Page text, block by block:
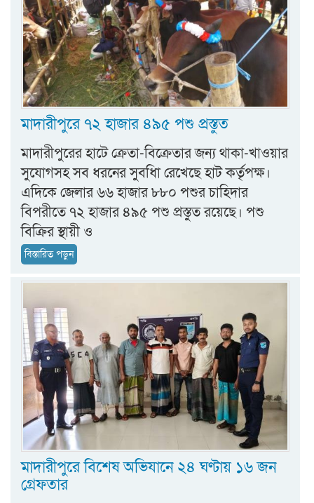
মাদারীপুরে ৭২ হাজার ৪৯৫ পশু প্রস্তুত
মাদারীপুরের হাটে ক্রেতা-বিক্রেতার জন্য থাকা-খাওয়ার
সুযোগসহ সব ধরনের সুবধিা রেখেছে হাট কর্তৃপক্ষ।
এদিকে জেলার ৬৬ হাজার ৮৮০ পশুর চাহিদার
বিপরীতে ৭২ হাজার ৪৯৫ পশু প্রস্তুত রয়েছে। পশু
বিক্রির স্থায়ী ও
বিস্তারিত পড়ুন
মাদারীপুরে বিশেষ অভিযানে ২৪ ঘণ্টায় ১৬ জন
গ্রেফতার